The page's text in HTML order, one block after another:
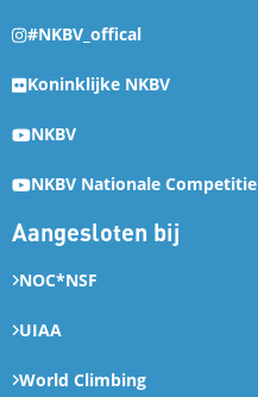
#NKBV_offical
Koninklijke NKBV
NKBV
NKBV Nationale Competitie
Aangesloten bij
NOC*NSF
UIAA
World Climbing